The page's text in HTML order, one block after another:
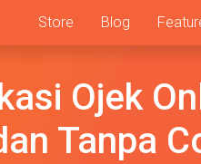
Store Blog
Ojek
Tanpa